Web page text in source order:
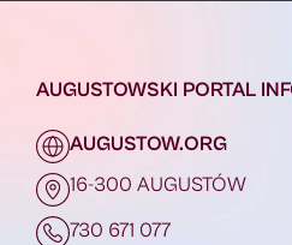
AUGUSTOWSKI PORTAL
AUGUSTOW.ORG
16-300 AUGUSTÓW
730 671 077